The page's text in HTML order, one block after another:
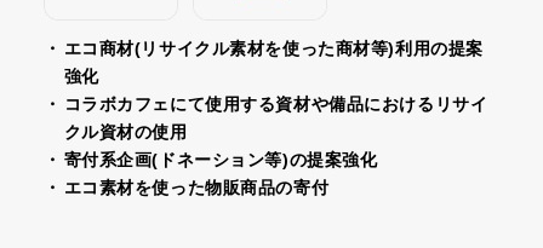
・ エコ商材(リサイクル素材を使った商材等)利用の提案
強化
・
コラボカフェにて使用する資材や備品におけるリサイ
クル資材の使用
・ 寄付系企画(ドネーション等)の提案強化
・ エコ素材を使った物販商品の寄付